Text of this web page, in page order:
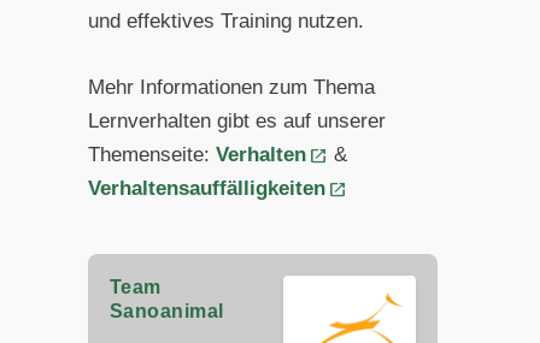
und effektives Training nutzen.
Mehr Informationen zum Thema
Lernverhalten gibt es auf unserer
Themenseite: Verhalten
&
Verhaltensauffälligkeiten
Team
Sanoanimal